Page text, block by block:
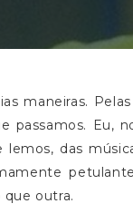
maneiras.
passamos. Eu,
das
outra.